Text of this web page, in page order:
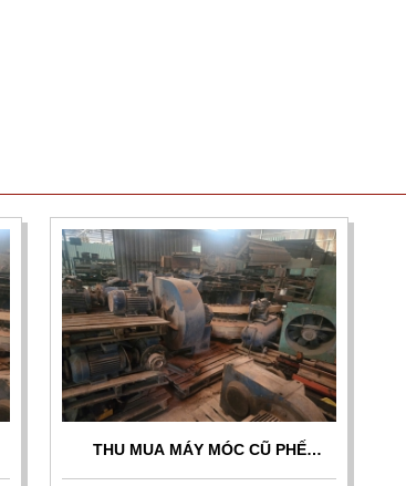
THU MUA MÁY MÓC CŨ PHẾ